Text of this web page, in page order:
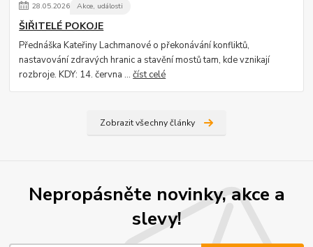
28.05.2026 Akce, události
ŠIŘITELÉ POKOJE
Přednáška Kateřiny Lachmanové o překonávání konfliktů,
nastavování zdravých hranic a stavění mostů tam, kde vznikají
rozbroje. KDY: 14. června ...číst celé
Zobrazit všechny články
Nepropásněte novinky, akce a
slevy!